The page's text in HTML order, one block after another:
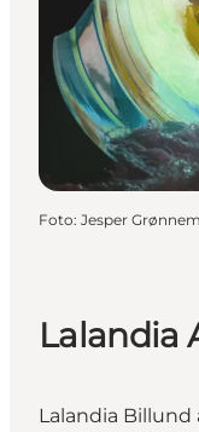
Foto: Jesper
Lalandia
Lalandia Billund